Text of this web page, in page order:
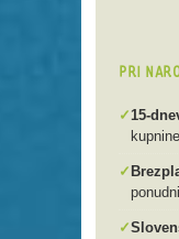
PRI
✓15-
✓
✓